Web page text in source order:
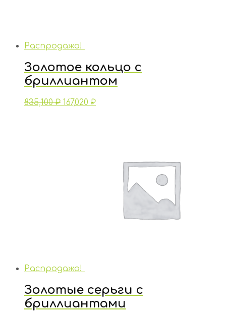
Распродажа!
Золотое кольцо с
бриллиантом
835,100₽ 167,020 ₽
Распродажа!
Золотые серьги с
бриллиантами